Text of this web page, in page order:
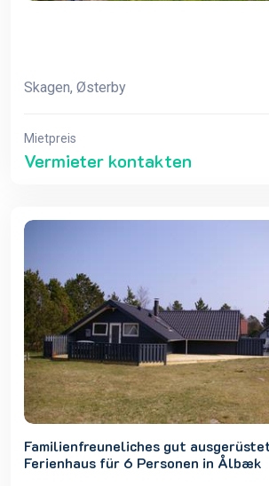
Skagen, Østerby
Mietpreis
Vermieter kontakten
Familienfreuneliches gut
Ferienhaus für 6 Personen in Ålbæk